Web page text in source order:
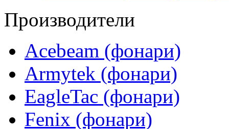
Производители
Acebeam (фонари)
Armytek (фонари)
EagleTac (фонари)
Fenix (фонари)